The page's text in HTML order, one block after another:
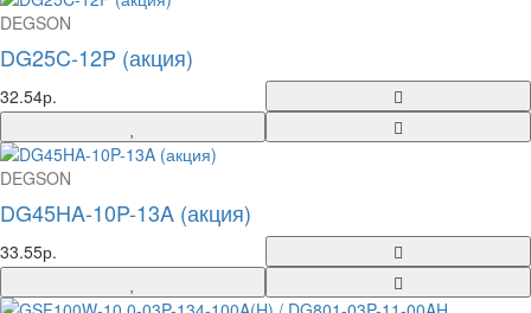
DEGSON
DG25C-12P (акция)
32.54р.
DEGSON
DG45HA-10P-13A (акция)
33.55р.